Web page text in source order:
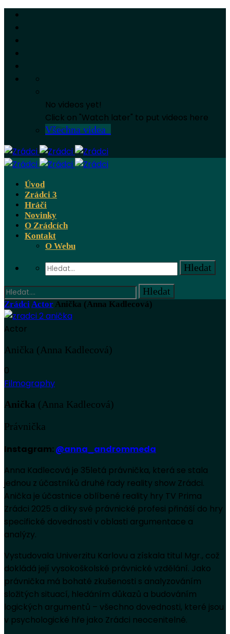
No videos yet!
Click on "Watch later" to put videos here
Všechna videa
Úvod
Zrádci 3
Hráči
Novinky
O Zrádcích
Kontakt
O Webu
ZrádciActor Anička (Anna Kadlecová)
Actor
Anička (Anna Kadlecová)
0
Filmography
Anička (Anna Kadlecová)
Právnička
Instagram: @anna_andrommeda
Anna Kadlecová je 35letá právnička, která se stala
jednou z účastníků druhé řady reality show Zrádci.
Anička je účastnice oblíbené reality hry TV Prima
Zrádci 2025 a díky své právnické profesi přináší do hry
specifické dovednosti v oblasti argumentace a
analýzy.
Vystudovala Univerzitu Karlovu a získala titul Mgr., což
dokládá její vysokoškolské právnické vzdělání. Jako
právnička má bohaté zkušenosti s analyzováním
složitých situací, hledáním důkazů a budováním
logických argumentů – všechno dovednosti, které jsou
v psychologické hře jako Zrádci neocenitelné.